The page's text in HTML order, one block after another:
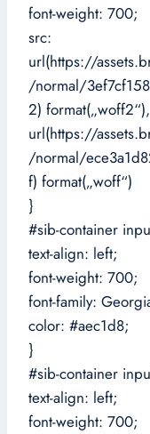
font-weight: 700;
src:
url(https://
/normal/
2) format(„woff2“),
url(https://
/normal/
f) format(„woff“)
}
#sib-container
text-align: left;
font-weight: 700;
font-family:
color: #aec1d8;
}
#sib-container
text-align: left;
font-weight: 700;